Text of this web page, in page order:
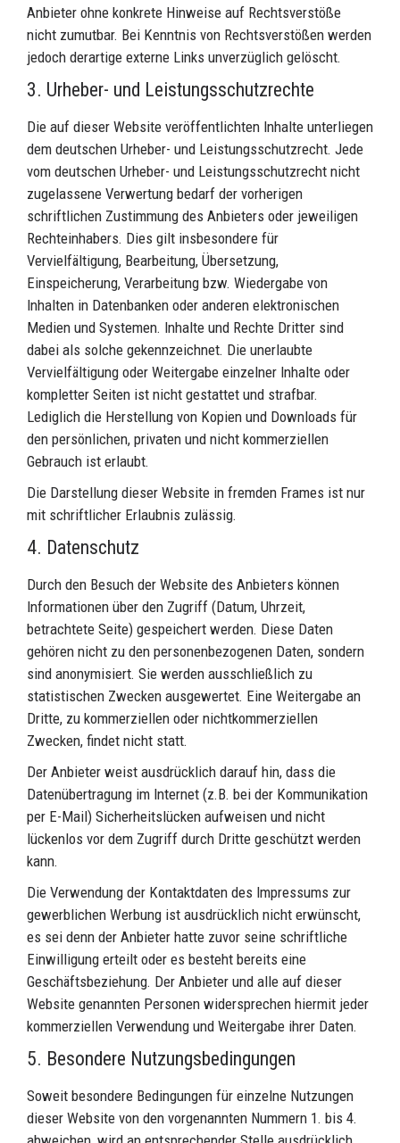
Anbieter ohne konkrete Hinweise auf Rechtsverstöße
nicht zumutbar. Bei Kenntnis von Rechtsverstößen werden
jedoch derartige externe Links unverzüglich gelöscht.
3. Urheber- und Leistungsschutzrechte
Die auf dieser Website veröffentlichten Inhalte unterliegen
dem deutschen Urheber- und Leistungsschutzrecht. Jede
vom deutschen Urheber- und Leistungsschutzrecht nicht
zugelassene Verwertung bedarf der vorherigen
schriftlichen Zustimmung des Anbieters oder jeweiligen
Rechteinhabers. Dies gilt insbesondere für
Vervielfältigung, Bearbeitung, Übersetzung,
Einspeicherung, Verarbeitung bzw. Wiedergabe von
Inhalten in Datenbanken oder anderen elektronischen
Medien und Systemen. Inhalte und Rechte Dritter sind
dabei als solche gekennzeichnet. Die unerlaubte
Vervielfältigung oder Weitergabe einzelner Inhalte oder
kompletter Seiten ist nicht gestattet und strafbar.
Lediglich die Herstellung von Kopien und Downloads für
den persönlichen, privaten und nicht kommerziellen
Gebrauch ist erlaubt.
Die Darstellung dieser Website in fremden Frames ist nur
mit schriftlicher Erlaubnis zulässig.
4. Datenschutz
Durch den Besuch der Website des Anbieters können
Informationen über den Zugriff (Datum, Uhrzeit,
betrachtete Seite) gespeichert werden. Diese Daten
gehören nicht zu den personenbezogenen Daten, sondern
sind anonymisiert. Sie werden ausschließlich zu
statistischen Zwecken ausgewertet. Eine Weitergabe an
Dritte, zu kommerziellen oder nichtkommerziellen
Zwecken, findet nicht statt.
Der Anbieter weist ausdrücklich darauf hin, dass die
Datenübertragung im Internet (z.B. bei der Kommunikation
per E-Mail) Sicherheitslücken aufweisen und nicht
lückenlos vor dem Zugriff durch Dritte geschützt werden
kann.
Die Verwendung der Kontaktdaten des Impressums zur
gewerblichen Werbung ist ausdrücklich nicht erwünscht,
es sei denn der Anbieter hatte zuvor seine schriftliche
Einwilligung erteilt oder es besteht bereits eine
Geschäftsbeziehung. Der Anbieter und alle auf dieser
Website genannten Personen widersprechen hiermit jeder
kommerziellen Verwendung und Weitergabe ihrer Daten.
5. Besondere Nutzungsbedingungen
Soweit besondere Bedingungen für einzelne Nutzungen
dieser Website von den vorgenannten Nummern 1. bis 4.